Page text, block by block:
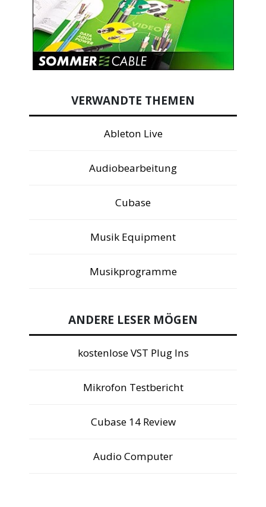
VERWANDTE THEMEN
Ableton Live
Audiobearbeitung
Cubase
Musik Equipment
Musikprogramme
ANDERE LESER MÖGEN
kostenlose VST Plug Ins
Mikrofon Testbericht
Cubase 14 Review
Audio Computer